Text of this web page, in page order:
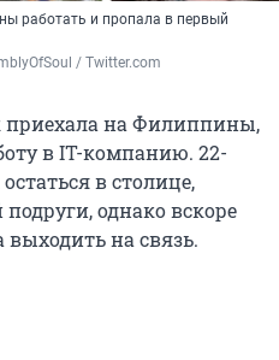
работать и пропала в первый
/ Twitter.com
на Филиппины,
в IT-компанию. 22-
в столице,
однако вскоре
выходить на связь.